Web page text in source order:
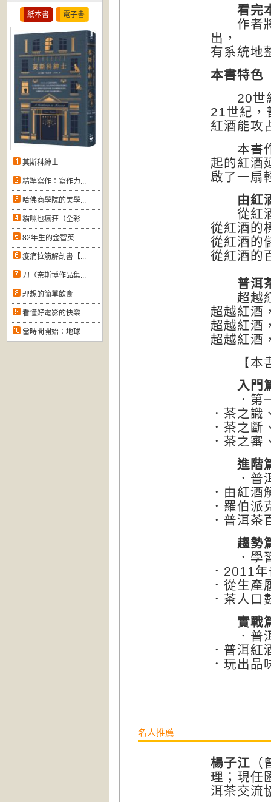
紙本書 電子書
莫斯科紳士
精準寫作：寫作力...
哈佛商學院的美學...
貓咪也瘋狂（全彩...
82年生的金智英
痠痛拉筋解剖書【...
刀（奈斯博作品集...
理想的簡單飲食
看懂好電影的快樂...
當時間開始：地球...
看完
作者將
出，
有系統地
本書特色
20世紀
21世紀，
紅酒能攻
本書作
起的紅酒
啟了一扇
由紅酒
從紅酒
從紅酒的
從紅酒的
從紅酒的
普洱茶
超越紅
超越紅酒
超越紅酒
超越紅酒
【本書
入門
．第一
．茶之識
．茶之斷
．茶之審
進階
．普洱
．由紅酒
．羅伯派
．普洱茶
趨勢
．學習
．2011
．從生產
．茶人口
實戰
．普洱
．普洱紅
．玩出品
名人推薦
楊子江
理；現任
洱茶交流